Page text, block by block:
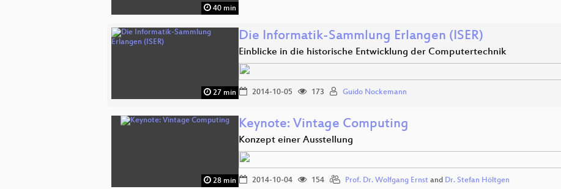
40 min
27 min
Die Informatik-Sammlung Erlangen (ISER)
Einblicke in die historische Entwicklung der Computertechnik
2014-10-05 173 Guido Nockemann
28 min
Keynote: Vintage Computing
Konzept einer Ausstellung
2014-10-04 154 Prof. Dr. Wolfgang Ernst and Dr. Stefan Höltgen